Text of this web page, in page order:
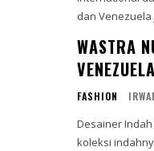
WASTRA
VENEZUELA
FASHION
Desainer
koleksi indahnya di